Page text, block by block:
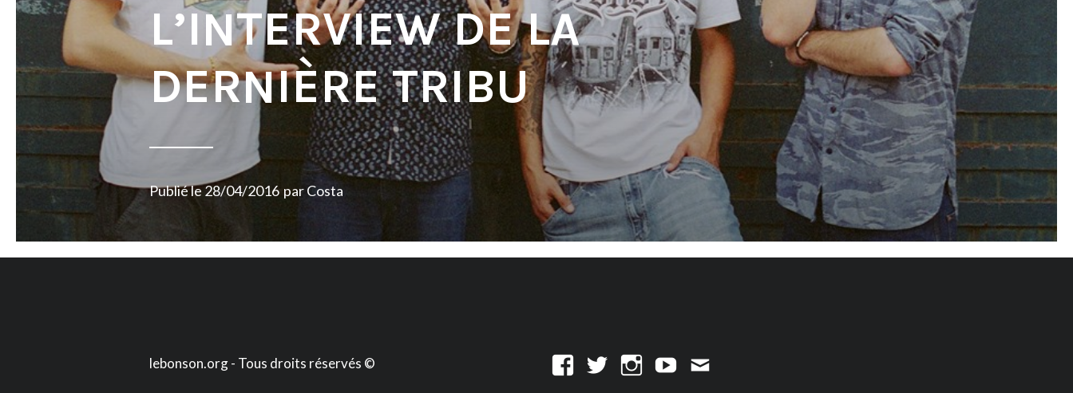
L’INTERVIEW DE LA
DERNIÈRE TRIBU
Publié le28/04/2016 parCosta
lebonson.org - Tous droits réservés ©